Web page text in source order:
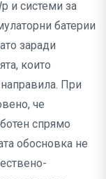
и системи за
батерии
заради
които
При
че
спрямо
обосновка не